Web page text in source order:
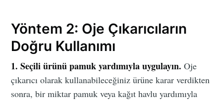
Yöntem 2: Oje Çıkarıcıların
Doğru Kullanımı
1. Seçili ürünü pamuk yardımıyla uygulayın. Oje
çıkarıcı olarak kullanabileceğiniz ürüne karar verdikten
sonra, bir miktar pamuk veya kağıt havlu yardımıyla